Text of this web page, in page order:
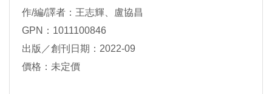
作/編/譯者：王志輝、盧協昌
GPN：1011100846
出版／創刊日期：2022-09
價格：未定價